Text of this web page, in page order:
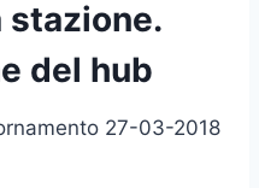
stazione.
del hub
27-03-2018